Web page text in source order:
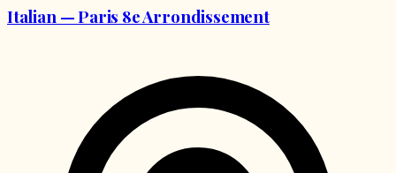
Italian — Paris 8e Arrondissement